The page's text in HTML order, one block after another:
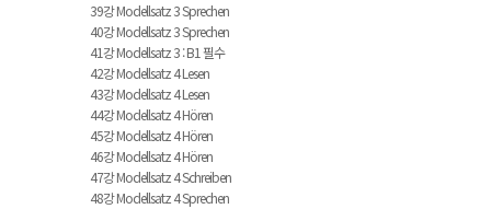
39강 Modellsatz 3 Sprechen
40강 Modellsatz 3 Sprechen
41강 Modellsatz 3 : B1 필수
42강 Modellsatz 4 Lesen
43강 Modellsatz 4 Lesen
44강 Modellsatz 4 Hören
45강 Modellsatz 4 Hören
46강 Modellsatz 4 Hören
47강 Modellsatz 4 Schreiben
48강 Modellsatz 4 Sprechen